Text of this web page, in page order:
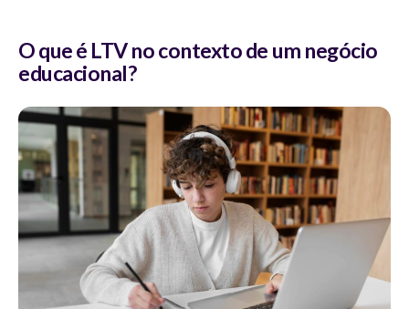
O que é LTV no contexto de um negócio
educacional?